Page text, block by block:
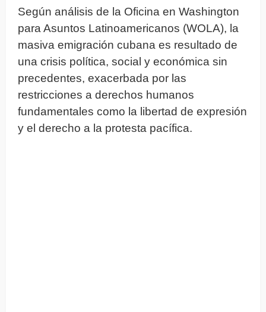
Según análisis de la Oficina en Washington
para Asuntos Latinoamericanos (WOLA), la
masiva emigración cubana es resultado de
una crisis política, social y económica sin
precedentes, exacerbada por las
restricciones a derechos humanos
fundamentales como la libertad de expresión
y el derecho a la protesta pacífica.